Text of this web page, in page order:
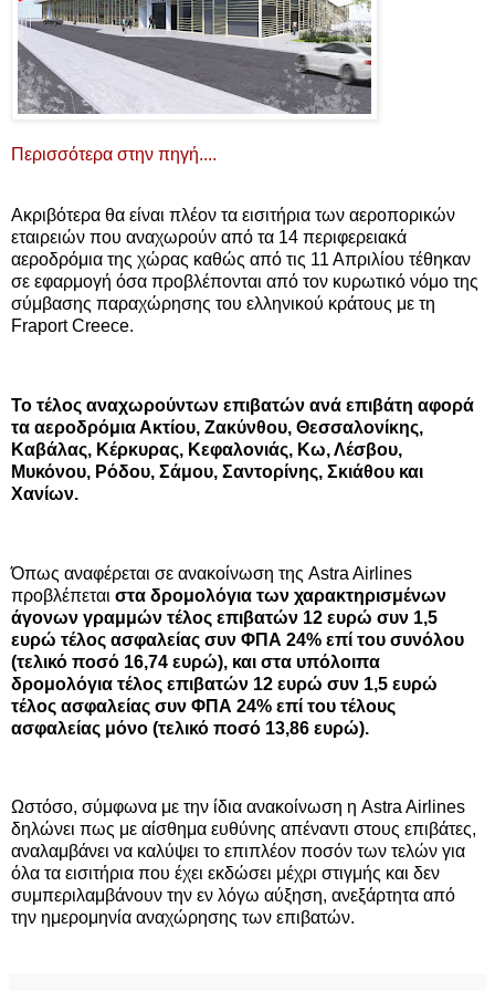
Περισσότερα στην πηγή....
Ακριβότερα θα είναι πλέον τα εισιτήρια των αεροπορικών
εταιρειών που αναχωρούν από τα 14 περιφερειακά
αεροδρόμια της χώρας καθώς από τις 11 Απριλίου τέθηκαν
σε εφαρμογή όσα προβλέπονται από τον κυρωτικό νόμο της
σύμβασης παραχώρησης του ελληνικού κράτους με τη
Fraport Creece.
Το τέλος αναχωρούντων επιβατών ανά επιβάτη αφορά
τα αεροδρόμια Ακτίου, Ζακύνθου, Θεσσαλονίκης,
Καβάλας, Κέρκυρας, Κεφαλονιάς, Κω, Λέσβου,
Μυκόνου, Ρόδου, Σάμου, Σαντορίνης, Σκιάθου και
Χανίων.
Όπως αναφέρεται σε ανακοίνωση της Astra Airlines
προβλέπεται στα δρομολόγια των χαρακτηρισμένων
άγονων γραμμών τέλος επιβατών 12 ευρώ συν 1,5
ευρώ τέλος ασφαλείας συν ΦΠΑ 24% επί του συνόλου
(τελικό ποσό 16,74 ευρώ), και στα υπόλοιπα
δρομολόγια τέλος επιβατών 12 ευρώ συν 1,5 ευρώ
τέλος ασφαλείας συν ΦΠΑ 24% επί του τέλους
ασφαλείας μόνο (τελικό ποσό 13,86 ευρώ).
Ωστόσο, σύμφωνα με την ίδια ανακοίνωση η Astra Airlines
δηλώνει πως με αίσθημα ευθύνης απέναντι στους επιβάτες,
αναλαμβάνει να καλύψει το επιπλέον ποσόν των τελών για
όλα τα εισιτήρια που έχει εκδώσει μέχρι στιγμής και δεν
συμπεριλαμβάνουν την εν λόγω αύξηση, ανεξάρτητα από
την ημερομηνία αναχώρησης των επιβατών.